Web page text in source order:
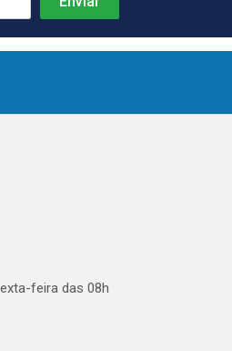
feira das 08h